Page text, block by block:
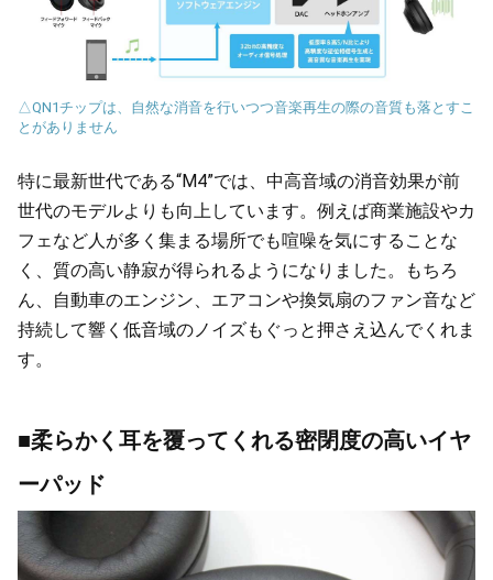
△QN1チップは、自然な消音を行いつつ音楽再生の際の音質も落とすこ
とがありません
特に最新世代である“M4”では、中高音域の消音効果が前
世代のモデルよりも向上しています。例えば商業施設やカ
フェなど人が多く集まる場所でも喧噪を気にすることな
く、質の高い静寂が得られるようになりました。もちろ
ん、自動車のエンジン、エアコンや換気扇のファン音など
持続して響く低音域のノイズもぐっと押さえ込んでくれま
す。
■柔らかく耳を覆ってくれる密閉度の高いイヤ
ーパッド